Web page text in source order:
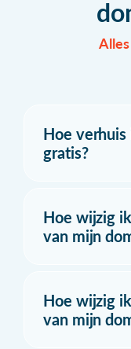
Hoe
gratis?
Hoe wijzig
van mijn
Hoe wijzig
van mijn